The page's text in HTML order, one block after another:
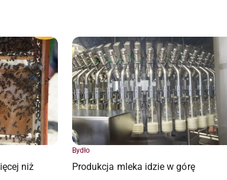
niż
Bydło
Produkcja mleka idzie w górę